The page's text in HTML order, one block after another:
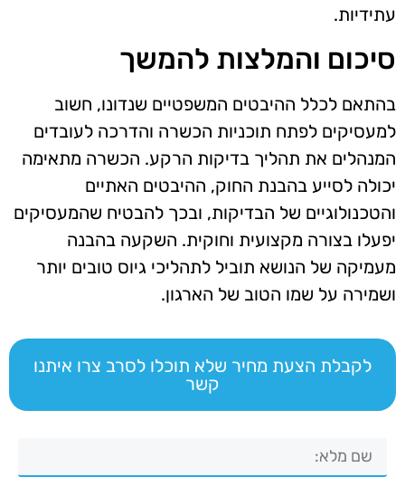
עתידיות.
סיכום והמלצות להמשך
בהתאם לכלל ההיבטים המשפטיים שנדונו, חשוב
למעסיקים לפתח תוכניות הכשרה והדרכה לעובדים
המנהלים את תהליך בדיקות הרקע. הכשרה מתאימה
יכולה לסייע בהבנת החוק, ההיבטים האתיים
והטכנולוגיים של הבדיקות, ובכך להבטיח שהמעסיקים
יפעלו בצורה מקצועית וחוקית. השקעה בהבנה
מעמיקה של הנושא תוביל לתהליכי גיוס טובים יותר
ושמירה על שמו הטוב של הארגון.
לקבלת הצעת מחיר שלא תוכלו לסרב צרו איתנו
קשר